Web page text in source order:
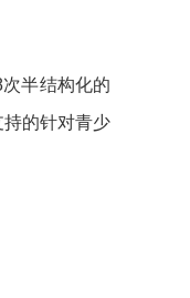
半结构化的
的针对青少